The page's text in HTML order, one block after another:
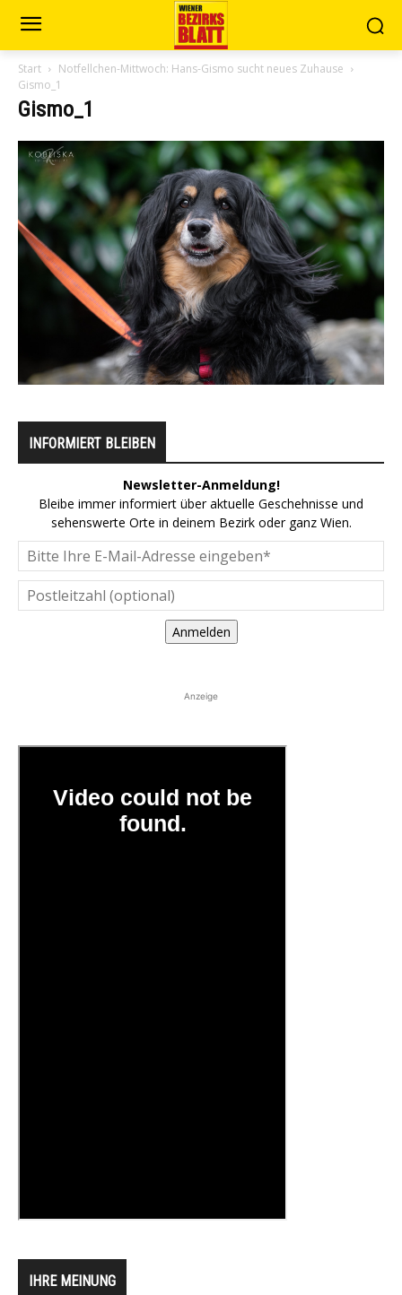
Start
Notfellchen-Mittwoch: Hans-Gismo sucht neues Zuhause
Gismo_1
Gismo_1
INFORMIERT BLEIBEN
Newsletter-Anmeldung!
Bleibe immer informiert über aktuelle Geschehnisse und
sehenswerte Orte in deinem Bezirk oder ganz Wien.
Anmelden
Anzeige
IHRE MEINUNG